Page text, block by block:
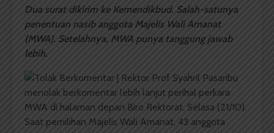
Dua surat dikirim ke Kemendikbud. Salah-satunya
penentuan nasib anggota Majelis Wali Amanat
(MWA). Setelahnya, MWA punya tanggung jawab
lebih.